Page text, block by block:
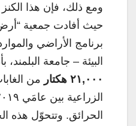
ومع ذلك، فإن هذا
حيث أفادت جمعية
برنامج الأراضي
البيئة – جامعة
٢١,٠٠٠ هكتار
من
الحرائق. وتتحوّل هذه